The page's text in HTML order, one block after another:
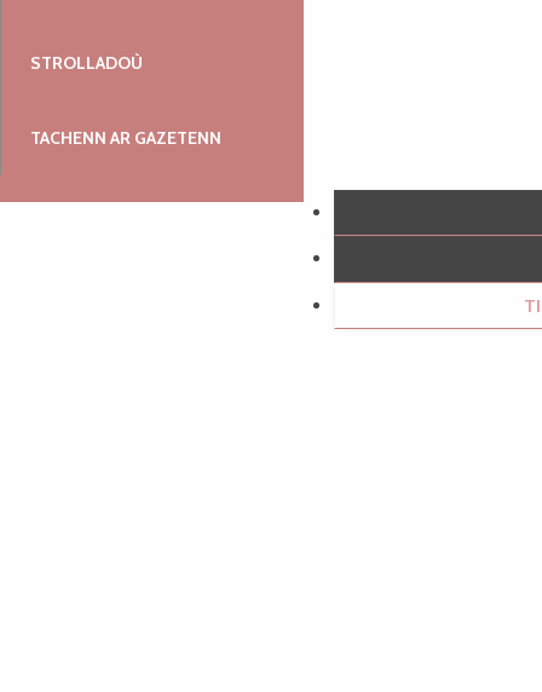
STROLLADOÙ
TACHENN AR GAZETENN